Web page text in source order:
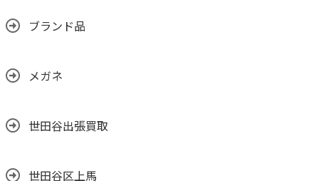
ブランド品
メガネ
世田谷出張買取
世田谷区上馬